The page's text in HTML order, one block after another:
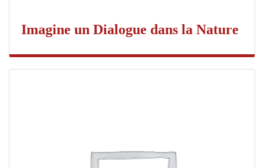
Imagine un Dialogue dans la Nature